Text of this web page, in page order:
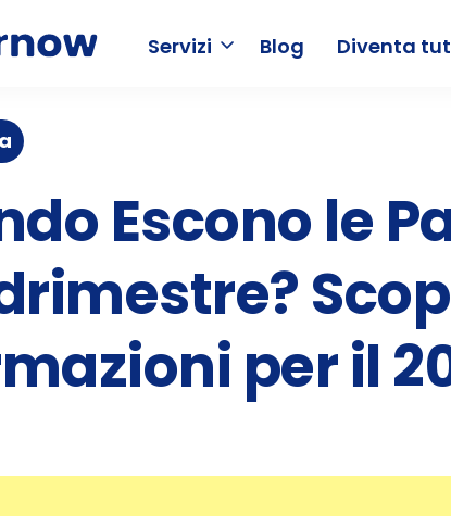
Servizi Blog Diventa
Escono le
per il